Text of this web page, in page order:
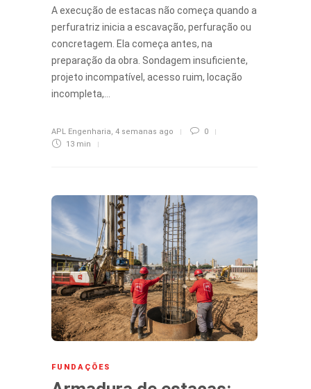
A execução de estacas não começa quando a
perfuratriz inicia a escavação, perfuração ou
concretagem. Ela começa antes, na
preparação da obra. Sondagem insuficiente,
projeto incompatível, acesso ruim, locação
incompleta,…
APL Engenharia, 4 semanas ago
0
13 min
FUNDAÇÕES